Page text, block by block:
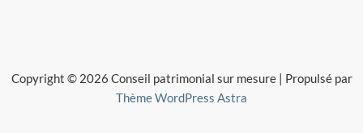
Copyright © 2026 Conseil patrimonial sur mesure | Propulsé par
Thème WordPress Astra